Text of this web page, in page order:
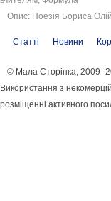
Опис: Поезія Бориса
Статті Новини
© Мала Сторінка, 2009 -
Використання з
розміщенні активного